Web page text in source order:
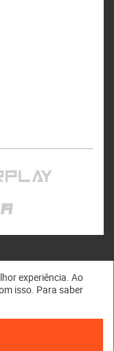
experiência. Ao
isso. Para saber